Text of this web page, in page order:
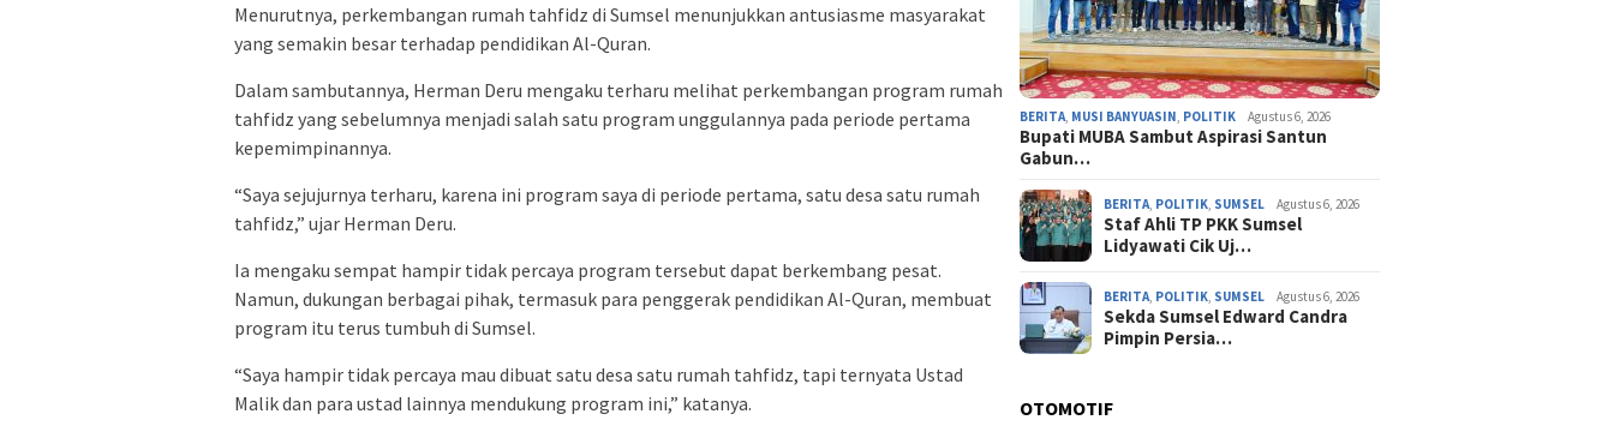
Menurutnya, perkembangan rumah tahfidz di Sumsel menunjukkan antusiasme masyarakat
yang semakin besar terhadap pendidikan Al-Quran.
Dalam sambutannya, Herman Deru mengaku terharu melihat perkembangan program rumah
tahfidz yang sebelumnya menjadi salah satu program unggulannya pada periode pertama
kepemimpinannya.
“Saya sejujurnya terharu, karena ini program saya di periode pertama, satu desa satu rumah
tahfidz,” ujar Herman Deru.
Ia mengaku sempat hampir tidak percaya program tersebut dapat berkembang pesat.
Namun, dukungan berbagai pihak, termasuk para penggerak pendidikan Al-Quran, membuat
program itu terus tumbuh di Sumsel.
“Saya hampir tidak percaya mau dibuat satu desa satu rumah tahfidz, tapi ternyata Ustad
Malik dan para ustad lainnya mendukung program ini,” katanya.
BERITA, MUSI BANYUASIN, POLITIK Agustus 6, 2026
Bupati MUBA Sambut Aspirasi Santun
Gabun…
BERITA, POLITIK, SUMSEL Agustus 6, 2026
Staf Ahli TP PKK Sumsel
Lidyawati Cik Uj…
BERITA, POLITIK, SUMSEL Agustus 6, 2026
Sekda Sumsel Edward Candra
Pimpin Persia…
OTOMOTIF